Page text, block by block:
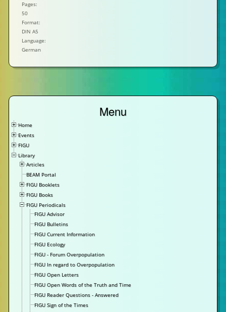
Pages:
50
Format:
DIN A5
Language:
German
Menu
Home
Events
FIGU
Library
Articles
BEAM Portal
FIGU Booklets
FIGU Books
FIGU Periodicals
FIGU Advisor
FIGU Bulletins
FIGU Current Information
FIGU Ecology
FIGU - Forum Overpopulation
FIGU In regard to Overpopulation
FIGU Open Letters
FIGU Open Words of the Truth and Time
FIGU Reader Questions - Answered
FIGU Sign of the Times